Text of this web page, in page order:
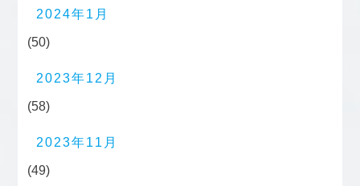
2024年1月
(50)
2023年12月
(58)
2023年11月
(49)